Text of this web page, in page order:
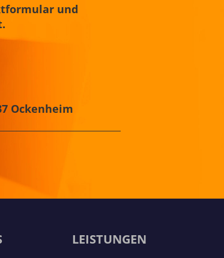
und
Ockenheim
LEISTUNGEN